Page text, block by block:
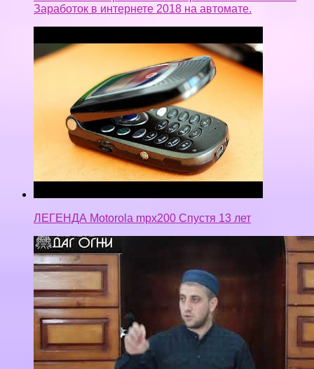
Заработок в интернете 2018 на автомате.
ЛЕГЕНДА Motorola mpx200 Спустя 13 лет